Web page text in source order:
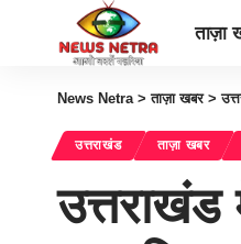
ताज़ा
News Netra>ताज़ा खबर>
उत्तराखंड ताज़ा खबर